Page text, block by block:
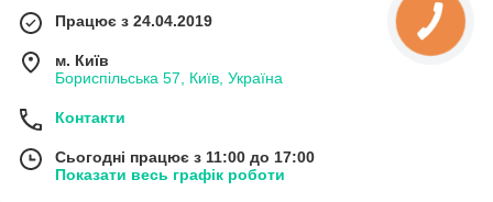
Працює з 24.04.2019
м. Київ
Бориспільська 57, Київ, Україна
Контакти
Сьогодні працює з 11:00 до 17:00
Показати весь графік роботи